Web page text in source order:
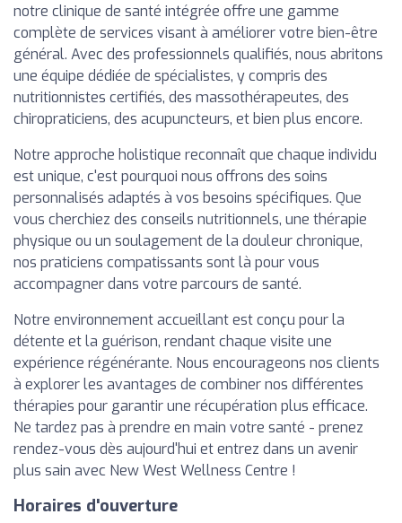
notre clinique de santé intégrée offre une gamme
complète de services visant à améliorer votre bien-être
général. Avec des professionnels qualifiés, nous abritons
une équipe dédiée de spécialistes, y compris des
nutritionnistes certifiés, des massothérapeutes, des
chiropraticiens, des acupuncteurs, et bien plus encore.
Notre approche holistique reconnaît que chaque individu
est unique, c'est pourquoi nous offrons des soins
personnalisés adaptés à vos besoins spécifiques. Que
vous cherchiez des conseils nutritionnels, une thérapie
physique ou un soulagement de la douleur chronique,
nos praticiens compatissants sont là pour vous
accompagner dans votre parcours de santé.
Notre environnement accueillant est conçu pour la
détente et la guérison, rendant chaque visite une
expérience régénérante. Nous encourageons nos clients
à explorer les avantages de combiner nos différentes
thérapies pour garantir une récupération plus efficace.
Ne tardez pas à prendre en main votre santé - prenez
rendez-vous dès aujourd'hui et entrez dans un avenir
plus sain avec New West Wellness Centre !
Horaires d'ouverture